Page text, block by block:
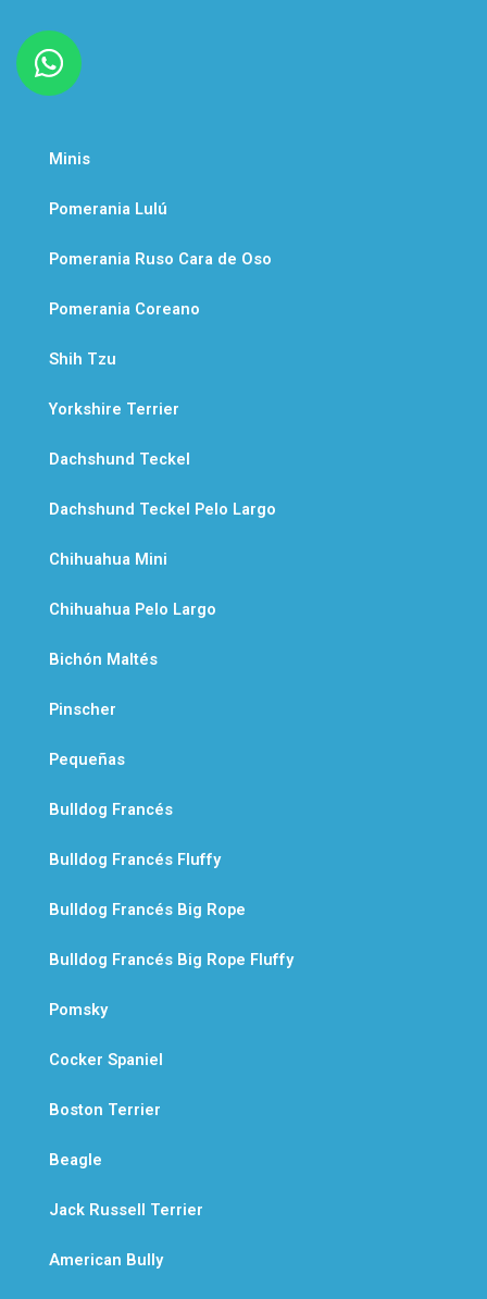
W
h
t
s
a
p
p
Minis
Pomerania Lulú
Pomerania Ruso Cara de Oso
Pomerania Coreano
Shih Tzu
Yorkshire Terrier
Dachshund Teckel
Dachshund Teckel Pelo Largo
Chihuahua Mini
Chihuahua Pelo Largo
Bichón Maltés
Pinscher
Pequeñas
Bulldog Francés
Bulldog Francés Fluffy
Bulldog Francés Big Rope
Bulldog Francés Big Rope Fluffy
Pomsky
Cocker Spaniel
Boston Terrier
Beagle
Jack Russell Terrier
American Bully